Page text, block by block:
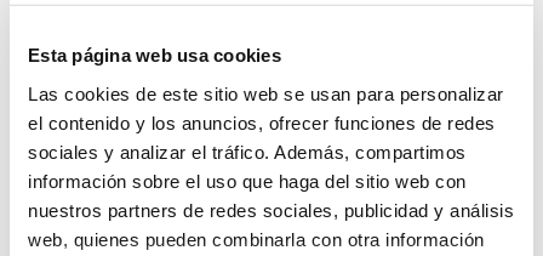
Esta página web usa cookies
Las cookies de este sitio web se usan para personalizar
el contenido y los anuncios, ofrecer funciones de redes
sociales y analizar el tráfico. Además, compartimos
información sobre el uso que haga del sitio web con
nuestros partners de redes sociales, publicidad y análisis
web, quienes pueden combinarla con otra información
¿Has olvidado tu contraseña?